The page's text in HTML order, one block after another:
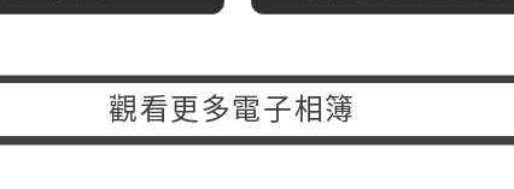
觀看更多電子相簿